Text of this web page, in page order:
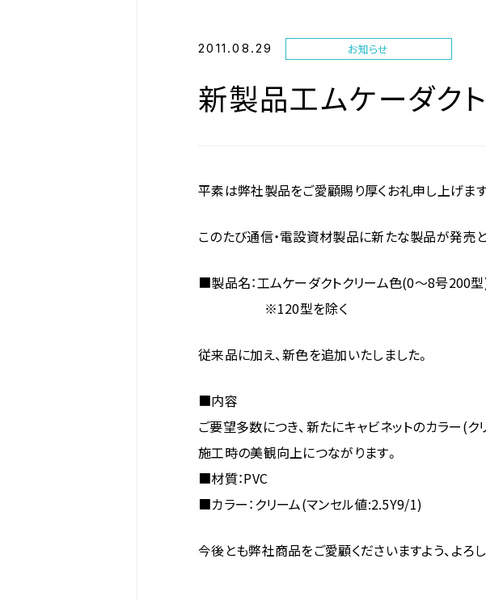
2011.08.29 お知らせ
新製品工ムケーダク
平素は弊社製品をご愛顧賜り厚くお礼申し上げます
このたび通信・電設資材製品に新たな製品が発売と
■製品名：工ムケーダクトクリーム色(0～8号200
※120型を除く
従来品に加え、新色を追加いたしました。
■内容
ご要望多数につき、新たにキャビネットのカラー(ク
施工時の美観向上につながります。
■材質：PVC
■カラー：クリーム(マンセル値:2.5Y9/1)
今後とも弊社商品をご愛顧くださいますよう、よろ